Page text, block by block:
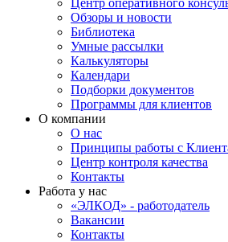
Центр оперативного
Обзоры и новости
Библиотека
Умные рассылки
Калькуляторы
Календари
Подборки документов
Программы для клиентов
О компании
О нас
Принципы работы с
Центр контроля качества
Контакты
Работа у нас
«ЭЛКОД» - работодатель
Вакансии
Контакты